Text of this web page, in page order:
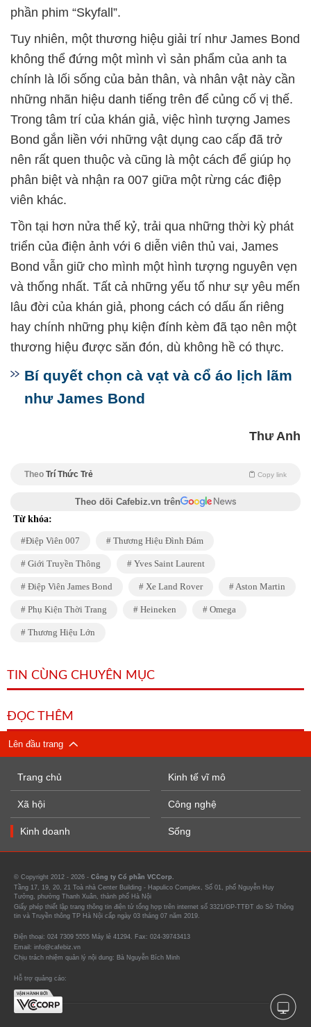
phần phim “Skyfall”.
Tuy nhiên, một thương hiệu giải trí như James Bond
không thể đứng một mình vì sản phẩm của anh ta
chính là lối sống của bản thân, và nhân vật này cần
những nhãn hiệu danh tiếng trên để củng cố vị thế.
Trong tâm trí của khán giả, việc hình tượng James
Bond gắn liền với những vật dụng cao cấp đã trở
nên rất quen thuộc và cũng là một cách để giúp họ
phân biệt và nhận ra 007 giữa một rừng các điệp
viên khác.
Tồn tại hơn nửa thế kỷ, trải qua những thời kỳ phát
triển của điện ảnh với 6 diễn viên thủ vai, James
Bond vẫn giữ cho mình một hình tượng nguyên vẹn
và thống nhất. Tất cả những yếu tố như sự yêu mến
lâu đời của khán giả, phong cách có dấu ấn riêng
hay chính những phụ kiện đính kèm đã tạo nên một
thương hiệu được săn đón, dù không hề có thực.
Bí quyết chọn cà vạt và cổ áo lịch lãm
như James Bond
Thư Anh
Theo Trí Thức Trẻ Copy link
Theo dõi Cafebiz.vn trên
Từ khóa:
Điệp Viên 007 Thương Hiệu Đình Đám
Giới Truyền Thông Yves Saint Laurent
Điệp Viên James Bond Xe Land Rover Aston Martin
Phụ Kiện Thời Trang Heineken Omega
Thương Hiệu Lớn
TIN CÙNG CHUYÊN MỤC
ĐỌC THÊM
Lên đầu trang
Trang chủ
Xã hội
Kinh doanh
Kinh tế vĩ mô
Công nghệ
Sống
© Copyright 2012 - 2026 - Công ty Cổ phần VCCorp.
Tầng 17, 19, 20, 21 Toà nhà Center Building - Hapulico Complex, Số 01, phố Nguyễn Huy
Tưởng, phường Thanh Xuân, thành phố Hà Nội
Giấy phép thiết lập trang thông tin điện tử tổng hợp trên internet số 3321/GP-TTĐT do Sở Thông
tin và Truyền thông TP Hà Nội cấp ngày 03 tháng 07 năm 2019.
Điện thoại: 024 7309 5555 Máy lẻ 41294. Fax: 024-39743413
Email: info@cafebiz.vn
Chịu trách nhiệm quản lý nội dung: Bà Nguyễn Bích Minh
Hỗ trợ quảng cáo: